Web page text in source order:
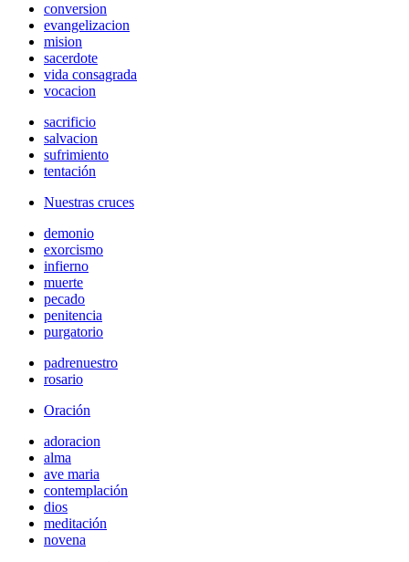
conversion
evangelizacion
mision
sacerdote
vida consagrada
vocacion
sacrificio
salvacion
sufrimiento
tentación
Nuestras cruces
demonio
exorcismo
infierno
muerte
pecado
penitencia
purgatorio
padrenuestro
rosario
Oración
adoracion
alma
ave maria
contemplación
dios
meditación
novena